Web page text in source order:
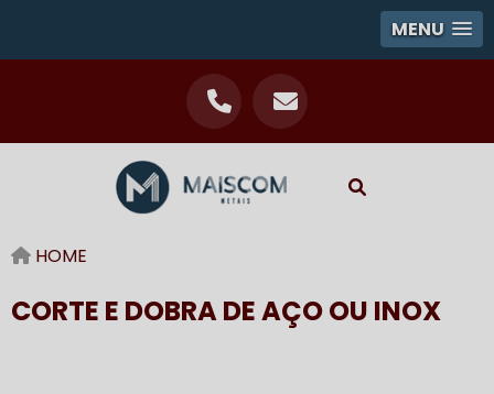
MENU
HOME
CORTE E DOBRA DE AÇO OU INOX